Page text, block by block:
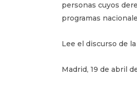
personas cuyos
programas
Lee el discurso de
Madrid, 19 de abril